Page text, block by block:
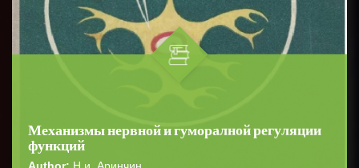
Механизмы нервной и гуморалной регуляции
функций
Author: Н.и. Аринчин